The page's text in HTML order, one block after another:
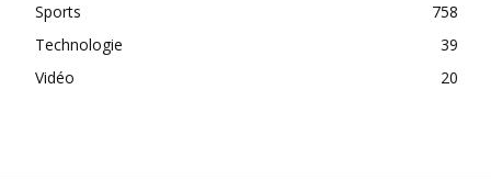
Sports
758
Technologie
39
Vidéo
20